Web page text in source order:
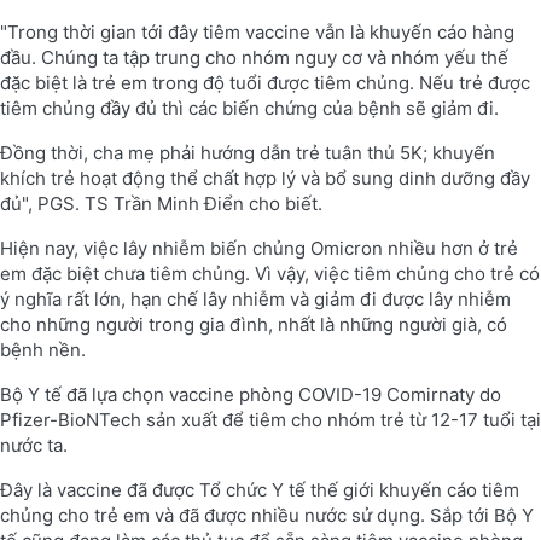
"Trong thời gian tới đây tiêm vaccine vẫn là khuyến cáo hàng
đầu. Chúng ta tập trung cho nhóm nguy cơ và nhóm yếu thế
đặc biệt là trẻ em trong độ tuổi được tiêm chủng. Nếu trẻ được
tiêm chủng đầy đủ thì các biến chứng của bệnh sẽ giảm đi.
Đồng thời, cha mẹ phải hướng dẫn trẻ tuân thủ 5K; khuyến
khích trẻ hoạt động thể chất hợp lý và bổ sung dinh dưỡng đầy
đủ", PGS. TS Trần Minh Điển cho biết.
Hiện nay, việc lây nhiễm biến chủng Omicron nhiều hơn ở trẻ
em đặc biệt chưa tiêm chủng. Vì vậy, việc tiêm chủng cho trẻ có
ý nghĩa rất lớn, hạn chế lây nhiễm và giảm đi được lây nhiễm
cho những người trong gia đình, nhất là những người già, có
bệnh nền.
Bộ Y tế đã lựa chọn vaccine phòng COVID-19 Comirnaty do
Pfizer-BioNTech sản xuất để tiêm cho nhóm trẻ từ 12-17 tuổi tại
nước ta.
Đây là vaccine đã được Tổ chức Y tế thế giới khuyến cáo tiêm
chủng cho trẻ em và đã được nhiều nước sử dụng. Sắp tới Bộ Y